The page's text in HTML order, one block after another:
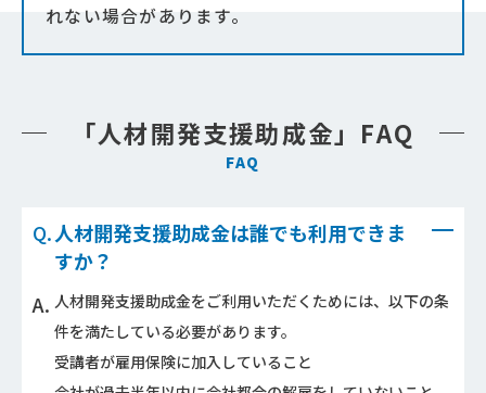
れない場合があります。
「人材開発支援助成金」FAQ
FAQ
人材開発支援助成金は誰でも利用できま
すか？
人材開発支援助成金をご利用いただくためには、以下の条
件を満たしている必要があります。
受講者が雇用保険に加入していること